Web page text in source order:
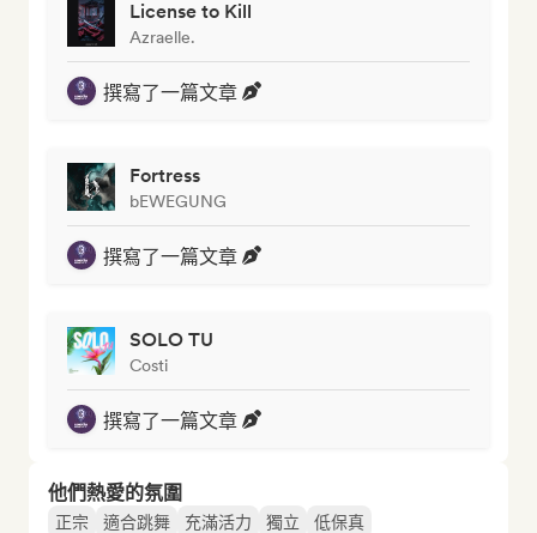
License to Kill
Azraelle.
撰寫了一篇文章
Fortress
bEWEGUNG
撰寫了一篇文章
SOLO TU
Costi
撰寫了一篇文章
他們熱愛的氛圍
正宗 適合跳舞 充滿活力 獨立
低保真